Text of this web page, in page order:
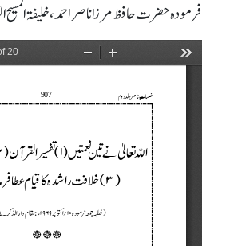
فرمودہ حضرت حافظ مرزا ناصر احمد، خلیفۃ